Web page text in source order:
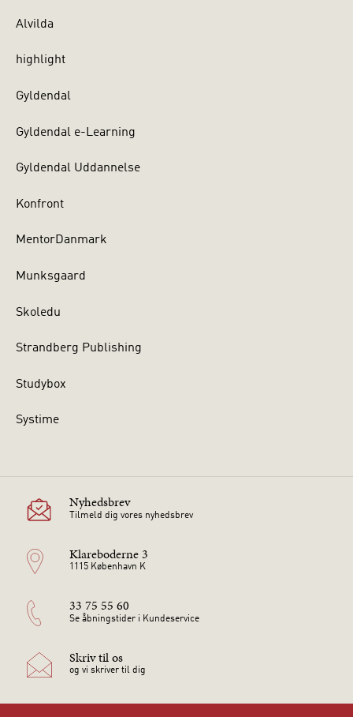
Alvilda
highlight
Gyldendal
Gyldendal e-Learning
Gyldendal Uddannelse
Konfront
MentorDanmark
Munksgaard
Skoledu
Strandberg Publishing
Studybox
Systime
Nyhedsbrev
Tilmeld dig vores nyhedsbrev
Klareboderne 3
1115 København K
33 75 55 60
Se åbningstider i Kundeservice
Skriv til os
og vi skriver til dig